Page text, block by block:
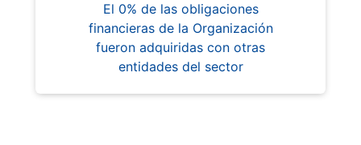
El 0% de las obligaciones
financieras de la Organización
fueron adquiridas con otras
entidades del sector